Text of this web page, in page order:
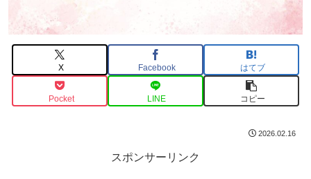
X Facebook はてブ
Pocket LINE コピー
2026.02.16
スポンサーリンク